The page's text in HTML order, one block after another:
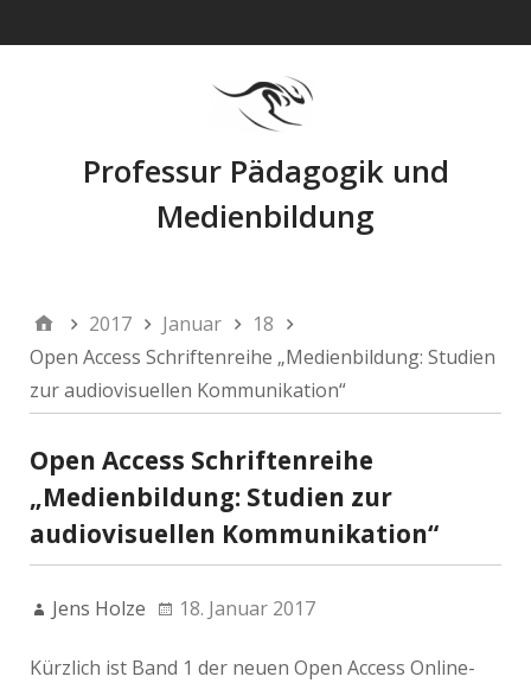
Professur Pädagogik und
Medienbildung
2017 Januar
18
Open Access Schriftenreihe „Medienbildung: Studien
zur audiovisuellen Kommunikation“
Open Access Schriftenreihe
„Medienbildung: Studien zur
audiovisuellen Kommunikation“
Jens Holze 18. Januar 2017
Kürzlich ist Band 1 der neuen Open Access Online-